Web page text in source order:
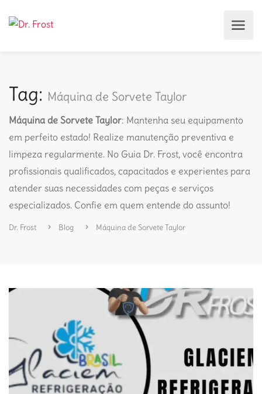
Tag: Máquina de Sorvete Taylor
Máquina de Sorvete Taylor: Mantenha seu equipamento
em perfeito estado! Realize manutenção preventiva e
limpeza regularmente. No Guia Dr. Frost, você encontra
profissionais qualificados, capacitados e experientes para
atender suas necessidades com peças e serviços
especializados. Confie em quem entende do assunto!
Dr. Frost Blog Máquina de Sorvete Taylor